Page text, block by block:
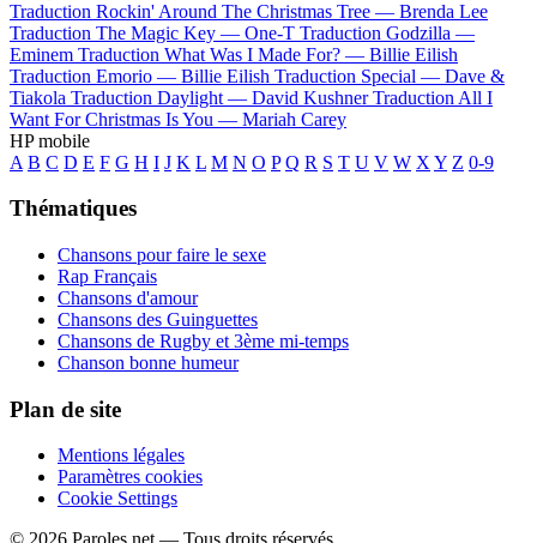
Traduction Rockin' Around The Christmas Tree — Brenda Lee
Traduction The Magic Key — One-T Traduction Godzilla —
Eminem Traduction What Was I Made For? — Billie Eilish
Traduction Emorio — Billie Eilish Traduction Special — Dave &
Tiakola Traduction Daylight — David Kushner Traduction All I
Want For Christmas Is You — Mariah Carey
HP mobile
A B C D E F G H I J K L M N O P Q R S T U V W X Y Z 0-9
Thématiques
Chansons pour faire le sexe
Rap Français
Chansons d'amour
Chansons des Guinguettes
Chansons de Rugby et 3ème mi-temps
Chanson bonne humeur
Plan de site
Mentions légales
Paramètres cookies
Cookie Settings